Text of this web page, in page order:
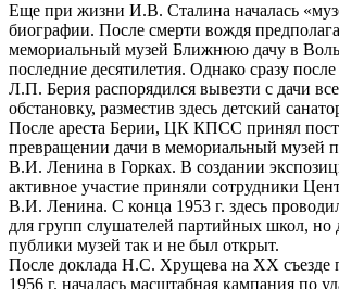
Еще при жизни И.В. Сталина началась
биографии. После смерти вождя
мемориальный музей Ближнюю дачу в
последние десятилетия. Однако сразу
Л.П. Берия распорядился вывезти с дачи
обстановку, разместив здесь детский
После ареста Берии, ЦК КПСС принял
превращении дачи в мемориальный музей
В.И. Ленина в Горках. В создании
активное участие приняли сотрудники
В.И. Ленина. С конца 1953 г. здесь
для групп слушателей партийных школ, но
публики музей так и не был открыт.
После доклада Н.С. Хрущева на ХХ съезде
1956 г. началась масштабная кампания по